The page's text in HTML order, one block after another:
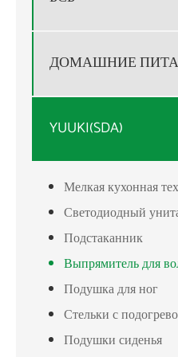
ДОМАШНИЕ
YUUKI(SDA)
Мелкая кухонная
Светодиодный
Подстаканник
Выпрямитель для
Подушка для ног
Стельки с
Подушки сиденья